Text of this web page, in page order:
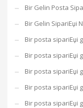
Bir Gelin Posta
Bir Gelin SipariЕџi
Bir posta sipariЕџi
Bir posta sipariЕџi
Bir posta sipariЕџi
Bir posta sipariЕџi
Bir posta sipariЕџi